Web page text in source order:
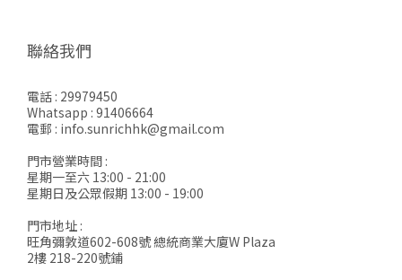
聯絡我們
電話 : 29979450
Whatsapp : 91406664
電郵 : info.sunrichhk@gmail.com
門市營業時間 :
星期一至六 13:00 - 21:00
星期日及公眾假期 13:00 - 19:00
門市地址 :
旺角彌敦道602-608號 總統商業大廈W Plaza
2樓 218-220號鋪